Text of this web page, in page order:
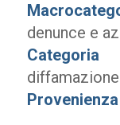
denunce e
Categoria